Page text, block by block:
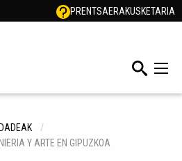
PRENTSAERAKUSKETARIA
Y ARTE EN GIPUZKOA